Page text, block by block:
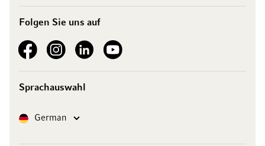
Folgen Sie uns auf
See our FacebookSee our Instagram account
See our LinkedInSee our YouTube channel
Sprachauswahl
SpracheGerman